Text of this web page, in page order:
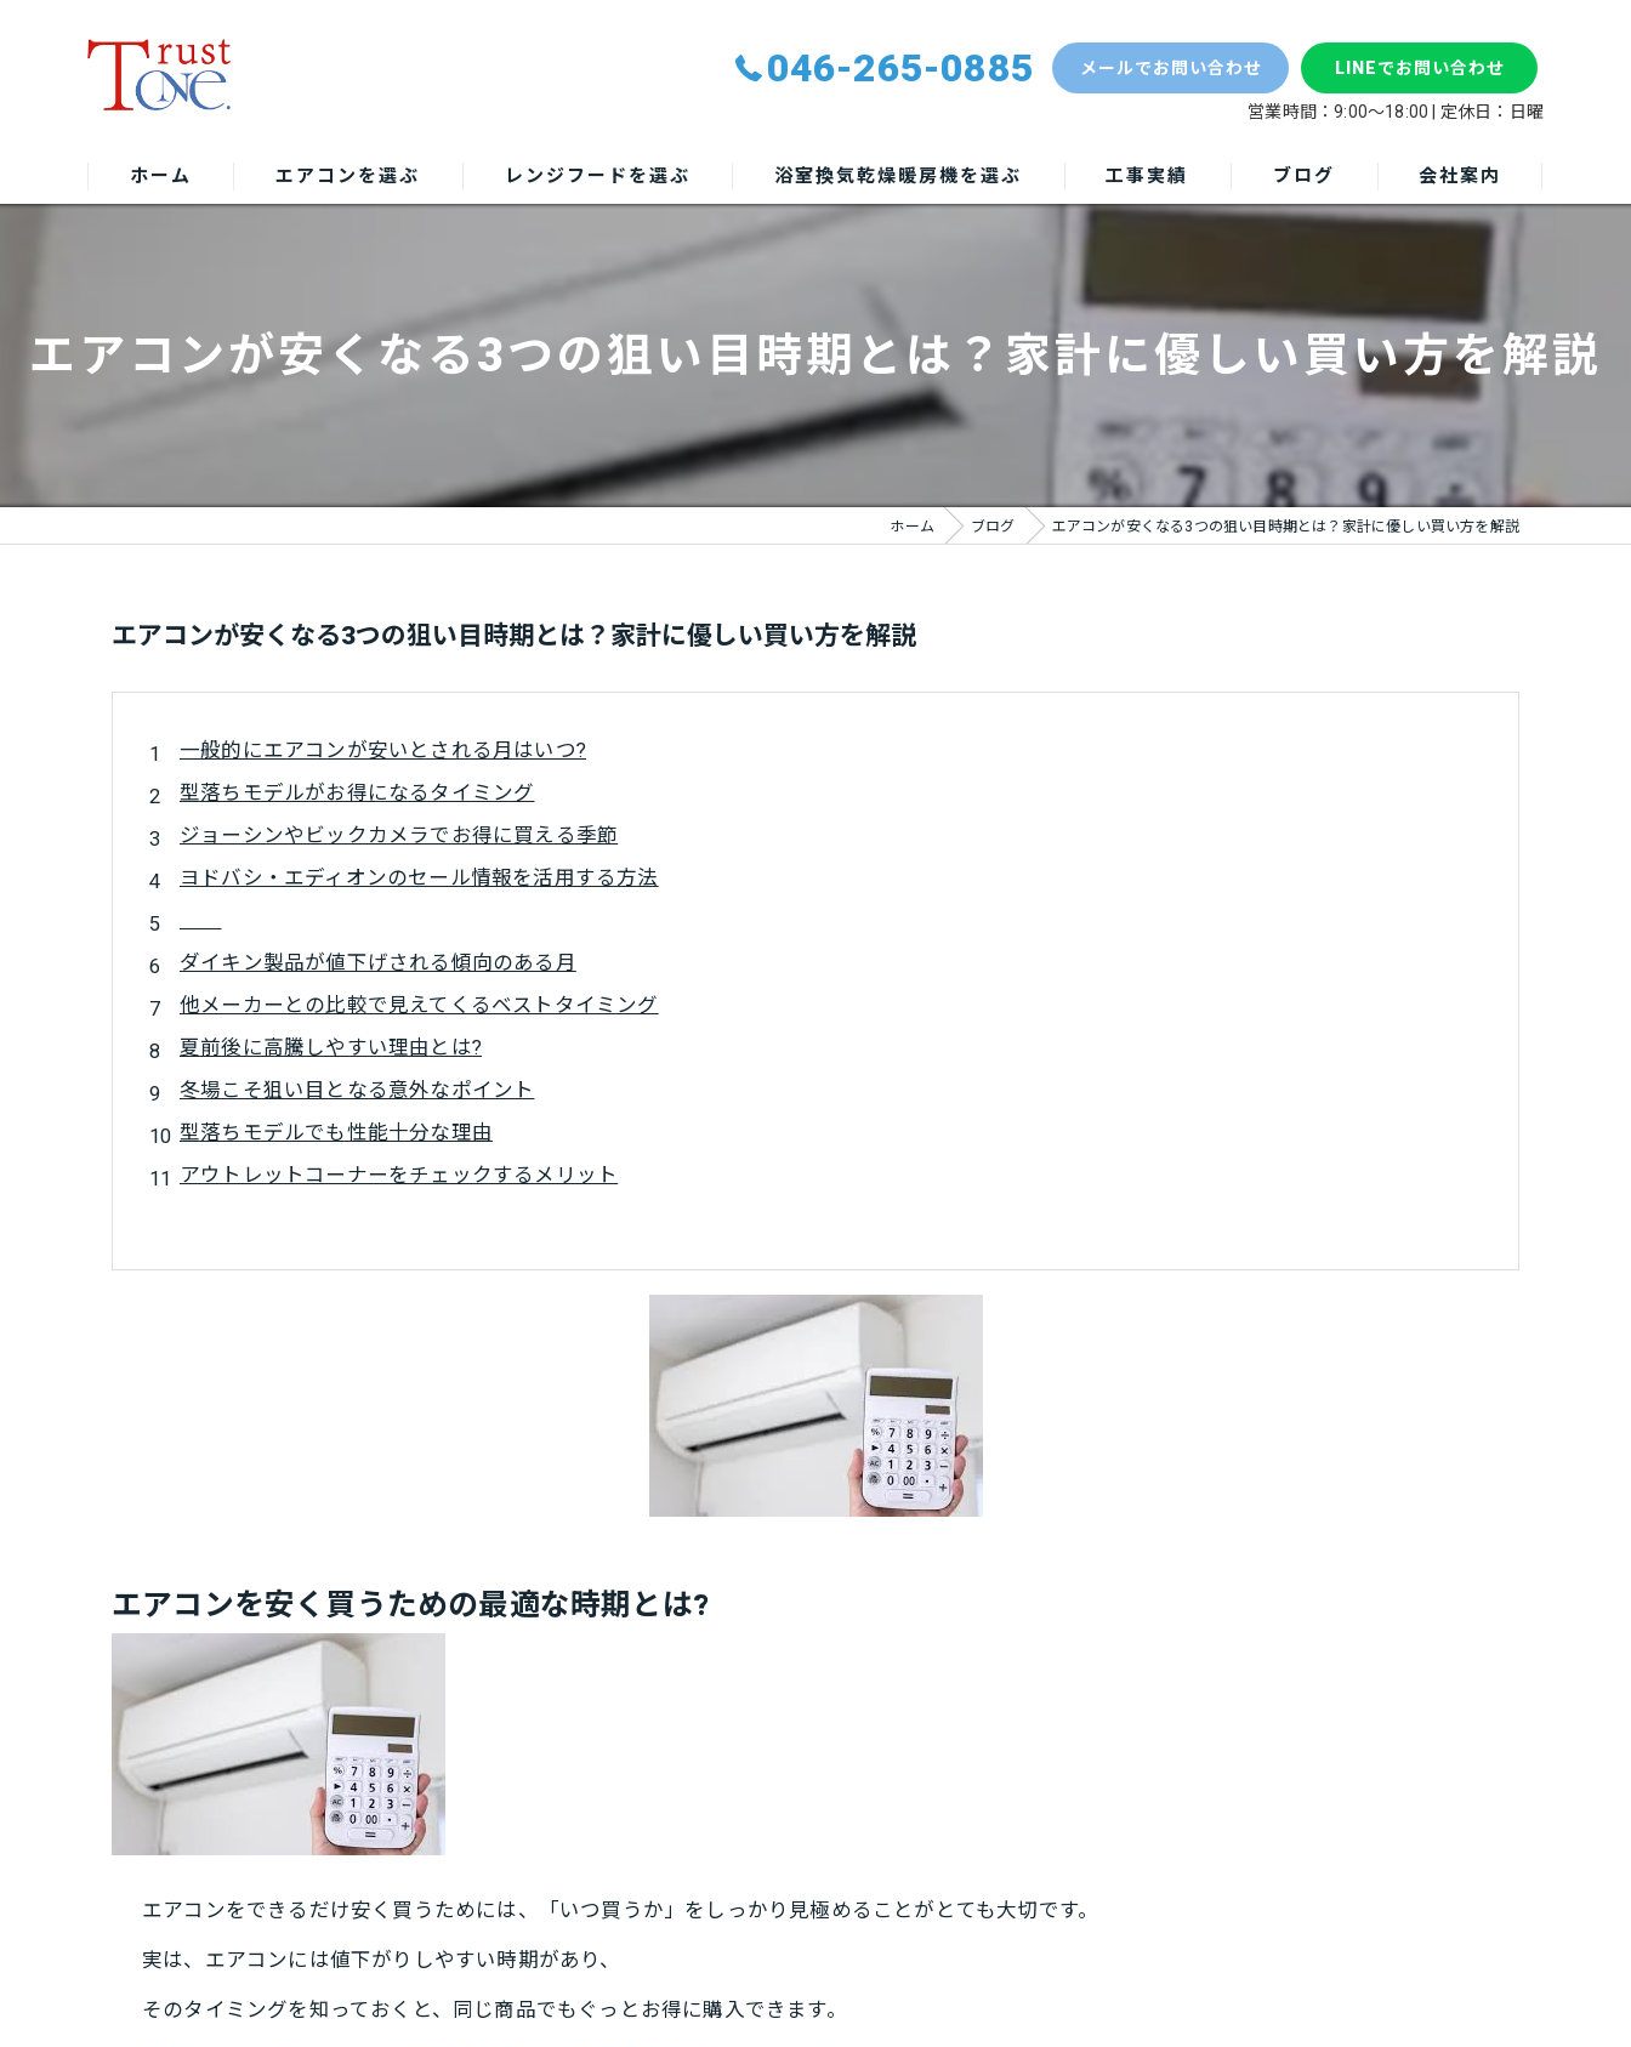
046-265-0885 メールでお問い合わせ LINEでお問い合わせ
営業時間：9:00～18:00 | 定休日：日曜
ホーム エアコンを選ぶ レンジフードを選ぶ 浴室換気乾燥暖房機を選ぶ 工事実績 ブログ 会社案内
エアコンが安くなる3つの狙い目時期とは？家計に優しい買い方を解説
ホーム ブログ エアコンが安くなる3つの狙い目時期とは？家計に優しい買い方を解説
エアコンが安くなる3つの狙い目時期とは？家計に優しい買い方を解説
一般的にエアコンが安いとされる月はいつ?
型落ちモデルがお得になるタイミング
ジョーシンやビックカメラでお得に買える季節
ヨドバシ・エディオンのセール情報を活用する方法
ダイキン製品が値下げされる傾向のある月
他メーカーとの比較で見えてくるベストタイミング
夏前後に高騰しやすい理由とは?
冬場こそ狙い目となる意外なポイント
型落ちモデルでも性能十分な理由
アウトレットコーナーをチェックするメリット
エアコンを安く買うための最適な時期とは?
エアコンをできるだけ安く買うためには、「いつ買うか」をしっかり見極めることがとても大切です。
実は、エアコンには値下がりしやすい時期があり、
そのタイミングを知っておくと、同じ商品でもぐっとお得に購入できます。